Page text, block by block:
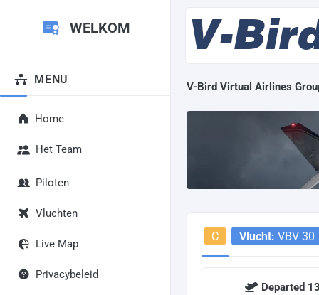
WELKOM
MENU
Home
Het Team
Piloten
Vluchten
Live Map
Privacybeleid
V-Bird Virtual Airlines
C Vlucht: VBV 30
Departed